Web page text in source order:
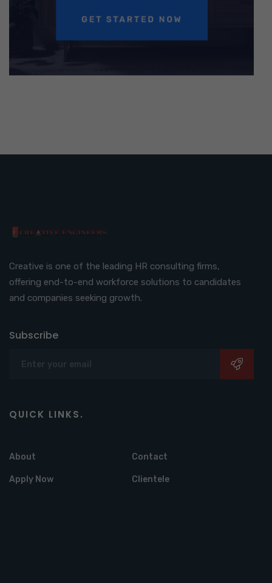
Creative is one of the leading HR consulting firms,
offering end-to-end workforce solutions to candidates
and companies seeking growth.
Subscribe
QUICK LINKS.
About Contact
Apply Now Clientele